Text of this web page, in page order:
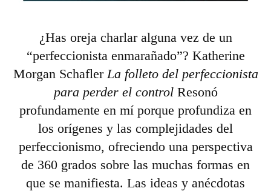
¿Has oreja charlar alguna vez de un
“perfeccionista enmarañado”? Katherine
Morgan SchaflerLa folleto del perfeccionista
para perder el controlResonó
profundamente en mí porque profundiza en
los orígenes y las complejidades del
perfeccionismo, ofreciendo una perspectiva
de 360 ​​grados sobre las muchas formas en
que se manifiesta. Las ideas y anécdotas